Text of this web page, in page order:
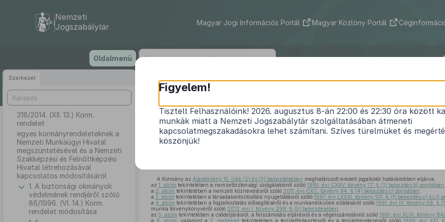
tartalomra
Nemzeti
Jogszabálytár
Magyar Jogi Információs Portál Magyar Közlöny Portál
Oldalmenü
Szerkezet
318/2014. (XII. 13.) Korm.
rendelet
egyes kormányrendeleteknek a
Nemzeti Munkaügyi Hivatal
megszüntetésével és a Nemzeti
Szakképzési és Felnőttképzési
Hivatal létrehozásával
kapcsolatos módosításáról
1. A biztonsági okmányok
védelmének rendjéről szóló
86/1996. (VI. 14.) Korm.
rendelet módosítása
318/2014. (XII. 13.) Korm. rendelet
egyes kormányrendeleteknek a Nemzeti Munkaügyi Hivatal
a Nemzeti Szakképzési és Felnőttképzési Hivatal
1
A Kormány az Alaptörvény 15. cikk (2) és (3) bekezdésében meghatározott eredeti jogalkotói hatáskörében eljárva,
az 1. alcím tekintetében a nemzetbiztonsági szolgálatokról szóló 1995. évi CXXV. törvény 77. § (1) bekezdés b) pontjában
a 2. alcím tekintetében a nemzeti köznevelésről szóló 2011. évi CXC. törvény 94. § (4) bekezdés c) pontjában
a 3. alcím tekintetében a társadalombiztosítási nyugellátásról szóló 1997. évi LXXXI. törvény 101. § (1) bekezdés c) és l)
a 4. alcím tekintetében a foglalkoztatás elősegítéséről és a munkanélküliek ellátásáról szóló1991. évi IV. törvény 58. §
munka törvénykönyvéről szóló 2012. évi I. törvény 298. § (5) bekezdésében
az 5. alcím tekintetében a csődeljárásról, a felszámolási eljárásról és a végelszámolásról szóló 1991. évi XLIX. törvény
a 6. alcím , valamint a 2. melléklet tekintetében a területfejlesztésről és a területrendezésről szóló 1996. évi XXI.
Figyelem!
Tisztelt Felhasználóink! 2026. augusztus 8-án 22:00 és 22:30 óra között
munkák miatt a Nemzeti Jogszabálytár szolgáltatásában átmeneti
kapcsolatmegszakadásokra lehet számítani. Szíves türelmüket és
köszönjük!